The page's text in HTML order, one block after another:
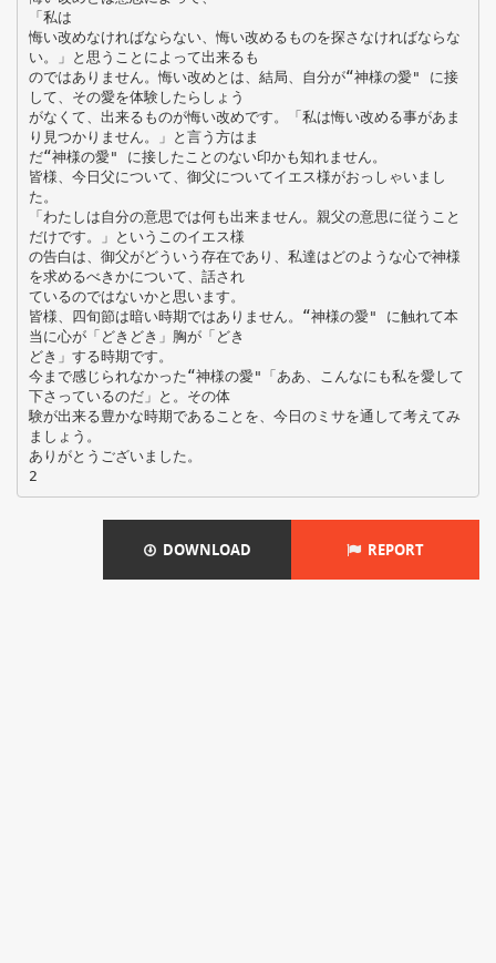
「私は
悔い改めなければならない、悔い改めるものを探さなければならな
い。」と思うことによって出来るも
のではありません。悔い改めとは、結局、自分が“神様の愛" に接
して、その愛を体験したらしょう
がなくて、出来るものが悔い改めです。「私は悔い改める事があま
り見つかりません。」と言う方はま
だ“神様の愛" に接したことのない印かも知れません。
皆様、今日父について、御父についてイエス様がおっしゃいまし
た。
「わたしは自分の意思では何も出来ません。親父の意思に従うこと
だけです。」というこのイエス様
の告白は、御父がどういう存在であり、私達はどのような心で神様
を求めるべきかについて、話され
ているのではないかと思います。
皆様、四旬節は暗い時期ではありません。“神様の愛" に触れて本
当に心が「どきどき」胸が「どき
どき」する時期です。
今まで感じられなかった“神様の愛"「ああ、こんなにも私を愛して
下さっているのだ」と。その体
験が出来る豊かな時期であることを、今日のミサを通して考えてみ
ましょう。
ありがとうございました。
DOWNLOAD REPORT